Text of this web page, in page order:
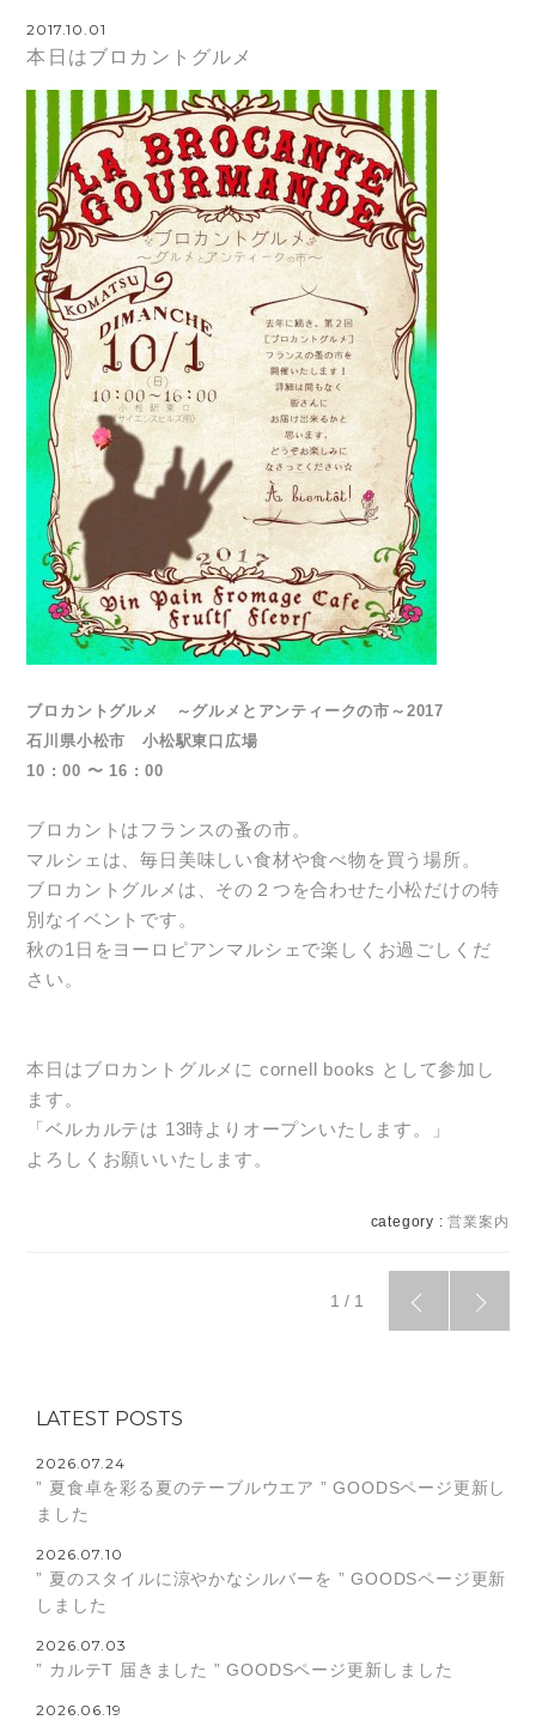
2017.10.01
本日はブロカントグルメ
ブロカントグルメ ～グルメとアンティークの市～2017
石川県小松市 小松駅東口広場
10 : 00 〜 16 : 00
ブロカントはフランスの蚤の市。
マルシェは、毎日美味しい食材や食べ物を買う場所。
ブロカントグルメは、その２つを合わせた小松だけの特
別なイベントです。
秋の1日をヨーロピアンマルシェで楽しくお過ごしくだ
さい。
本日はブロカントグルメに cornell books として参加し
ます。
「ベルカルテは 13時よりオープンいたします。」
よろしくお願いいたします。
category :営業案内
1 / 1
LATEST POSTS
2026.07.24
” 夏食卓を彩る夏のテーブルウエア ” GOODSページ更新し
ました
2026.07.10
” 夏のスタイルに涼やかなシルバーを ” GOODSページ更新
しました
2026.07.03
” カルテT 届きました ” GOODSページ更新しました
2026.06.19